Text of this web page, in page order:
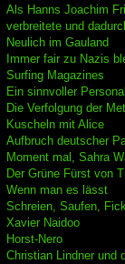
Als Hanns Joachim
verbreitete und
Neulich im Gauland
Immer fair zu Nazis
Surfing Magazines
Ein sinnvoller
Die Verfolgung der
Kuscheln mit Alice
Aufbruch deutscher
Moment mal, Sahra
Der Grüne Fürst von
Wenn man es lässt
Schreien, Saufen,
Xavier Naidoo
Horst-Nero
Christian Lindner und